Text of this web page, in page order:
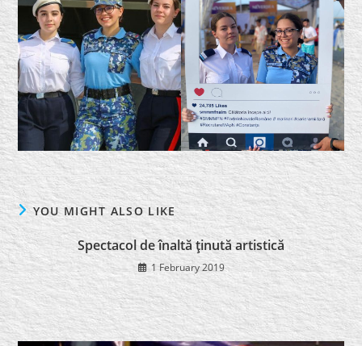
YOU MIGHT ALSO LIKE
Spectacol de înaltă ţinută artistică
1 February 2019